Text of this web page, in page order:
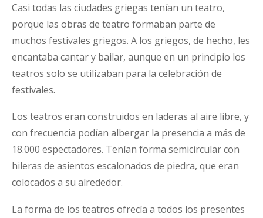
Casi todas las ciudades griegas tenían un teatro,
porque las obras de teatro formaban parte de
muchos festivales griegos. A los griegos, de hecho, les
encantaba cantar y bailar, aunque en un principio los
teatros solo se utilizaban para la celebración de
festivales.
Los teatros eran construidos en laderas al aire libre, y
con frecuencia podían albergar la presencia a más de
18.000 espectadores. Tenían forma semicircular con
hileras de asientos escalonados de piedra, que eran
colocados a su alrededor.
La forma de los teatros ofrecía a todos los presentes